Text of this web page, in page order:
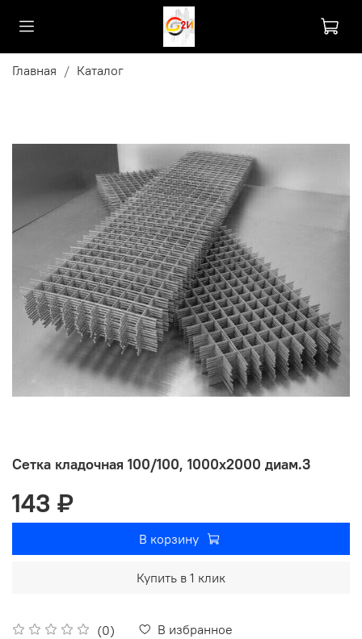
Главная Каталог
Сетка кладочная 100/100, 1000х2000 диам.3
(0) В избранное
143 ₽
В корзину
Купить в 1 клик